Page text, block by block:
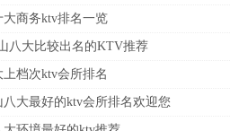
商务ktv排名一览
八大比较出名的KTV推荐
档次ktv会所排名
大最好的ktv会所排名欢迎您